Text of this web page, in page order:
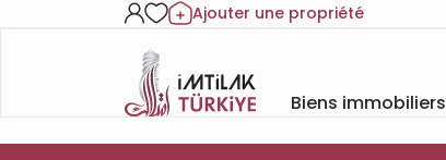
Ajouter une propriété
Biens immobiliers